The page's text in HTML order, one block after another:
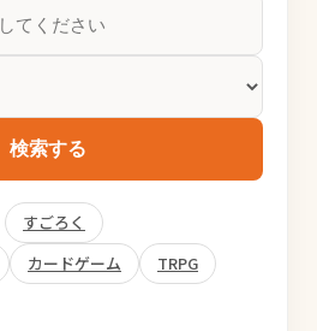
検索する
すごろく
カードゲーム
TRPG